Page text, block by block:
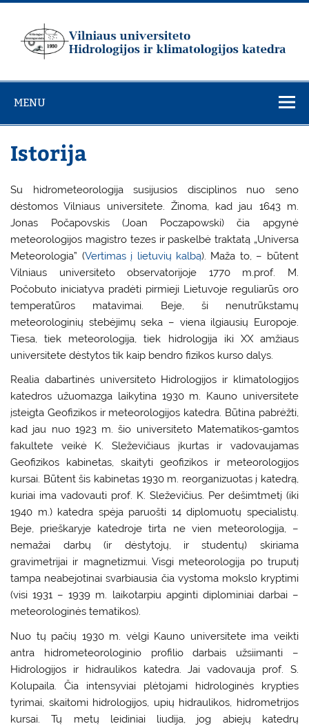
Skip
universiteto
Hidrologijos ir
klimatologijos
MENU
Istorija
Su hidrometeorologija susijusios disciplinos nuo seno
dėstomos Vilniaus universitete. Žinoma, kad jau 1643 m.
Jonas Počapovskis (Joan Poczapowski) čia apgynė
meteorologijos magistro tezes ir paskelbė traktatą „Universa
Meteorologia” (Vertimas į lietuvių kalbą). Maža to, – būtent
Vilniaus universiteto observatorijoje 1770 m.prof. M.
Počobuto iniciatyva pradėti pirmieji Lietuvoje reguliarūs oro
temperatūros matavimai. Beje, ši nenutrūkstamų
meteorologinių stebėjimų seka – viena ilgiausių Europoje.
Tiesa, tiek meteorologija, tiek hidrologija iki XX amžiaus
universitete dėstytos tik kaip bendro fizikos kurso dalys.
Realia dabartinės universiteto Hidrologijos ir klimatologijos
katedros užuomazga laikytina 1930 m. Kauno universitete
įsteigta Geofizikos ir meteorologijos katedra. Būtina pabrėžti,
kad jau nuo 1923 m. šio universiteto Matematikos-gamtos
fakultete veikė K. Sleževičiaus įkurtas ir vadovaujamas
Geofizikos kabinetas, skaityti geofizikos ir meteorologijos
kursai. Būtent šis kabinetas 1930 m. reorganizuotas į katedrą,
kuriai ima vadovauti prof. K. Sleževičius. Per dešimtmetį (iki
1940 m.) katedra spėja paruošti 14 diplomuotų specialistų.
Beje, prieškaryje katedroje tirta ne vien meteorologija, –
nemažai darbų (ir dėstytojų, ir studentų) skiriama
gravimetrijai ir magnetizmui. Visgi meteorologija po truputį
tampa neabejotinai svarbiausia čia vystoma mokslo kryptimi
(visi 1931 – 1939 m. laikotarpiu apginti diplominiai darbai –
meteorologinės tematikos).
Nuo tų pačių 1930 m. vėlgi Kauno universitete ima veikti
antra hidrometeorologinio profilio darbais užsiimanti –
Hidrologijos ir hidraulikos katedra. Jai vadovauja prof. S.
Kolupaila. Čia intensyviai plėtojami hidrologinės krypties
tyrimai, skaitomi hidrologijos, upių hidraulikos, hidrometrijos
kursai. Tų metų leidiniai liudija, jog abiejų katedrų